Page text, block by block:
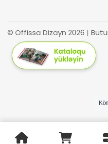
© Offissa Dizayn 2026 |
Azərbaycan